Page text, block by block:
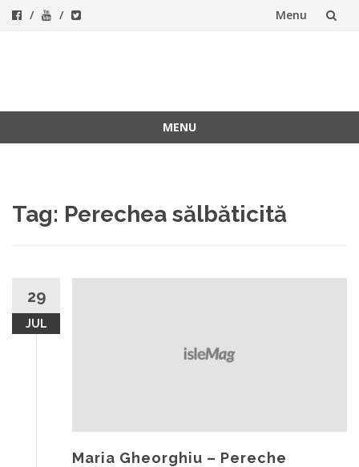
Menu
MENU
Tag: Perechea sălbăticită
29
JUL
Maria Gheorghiu – Pereche